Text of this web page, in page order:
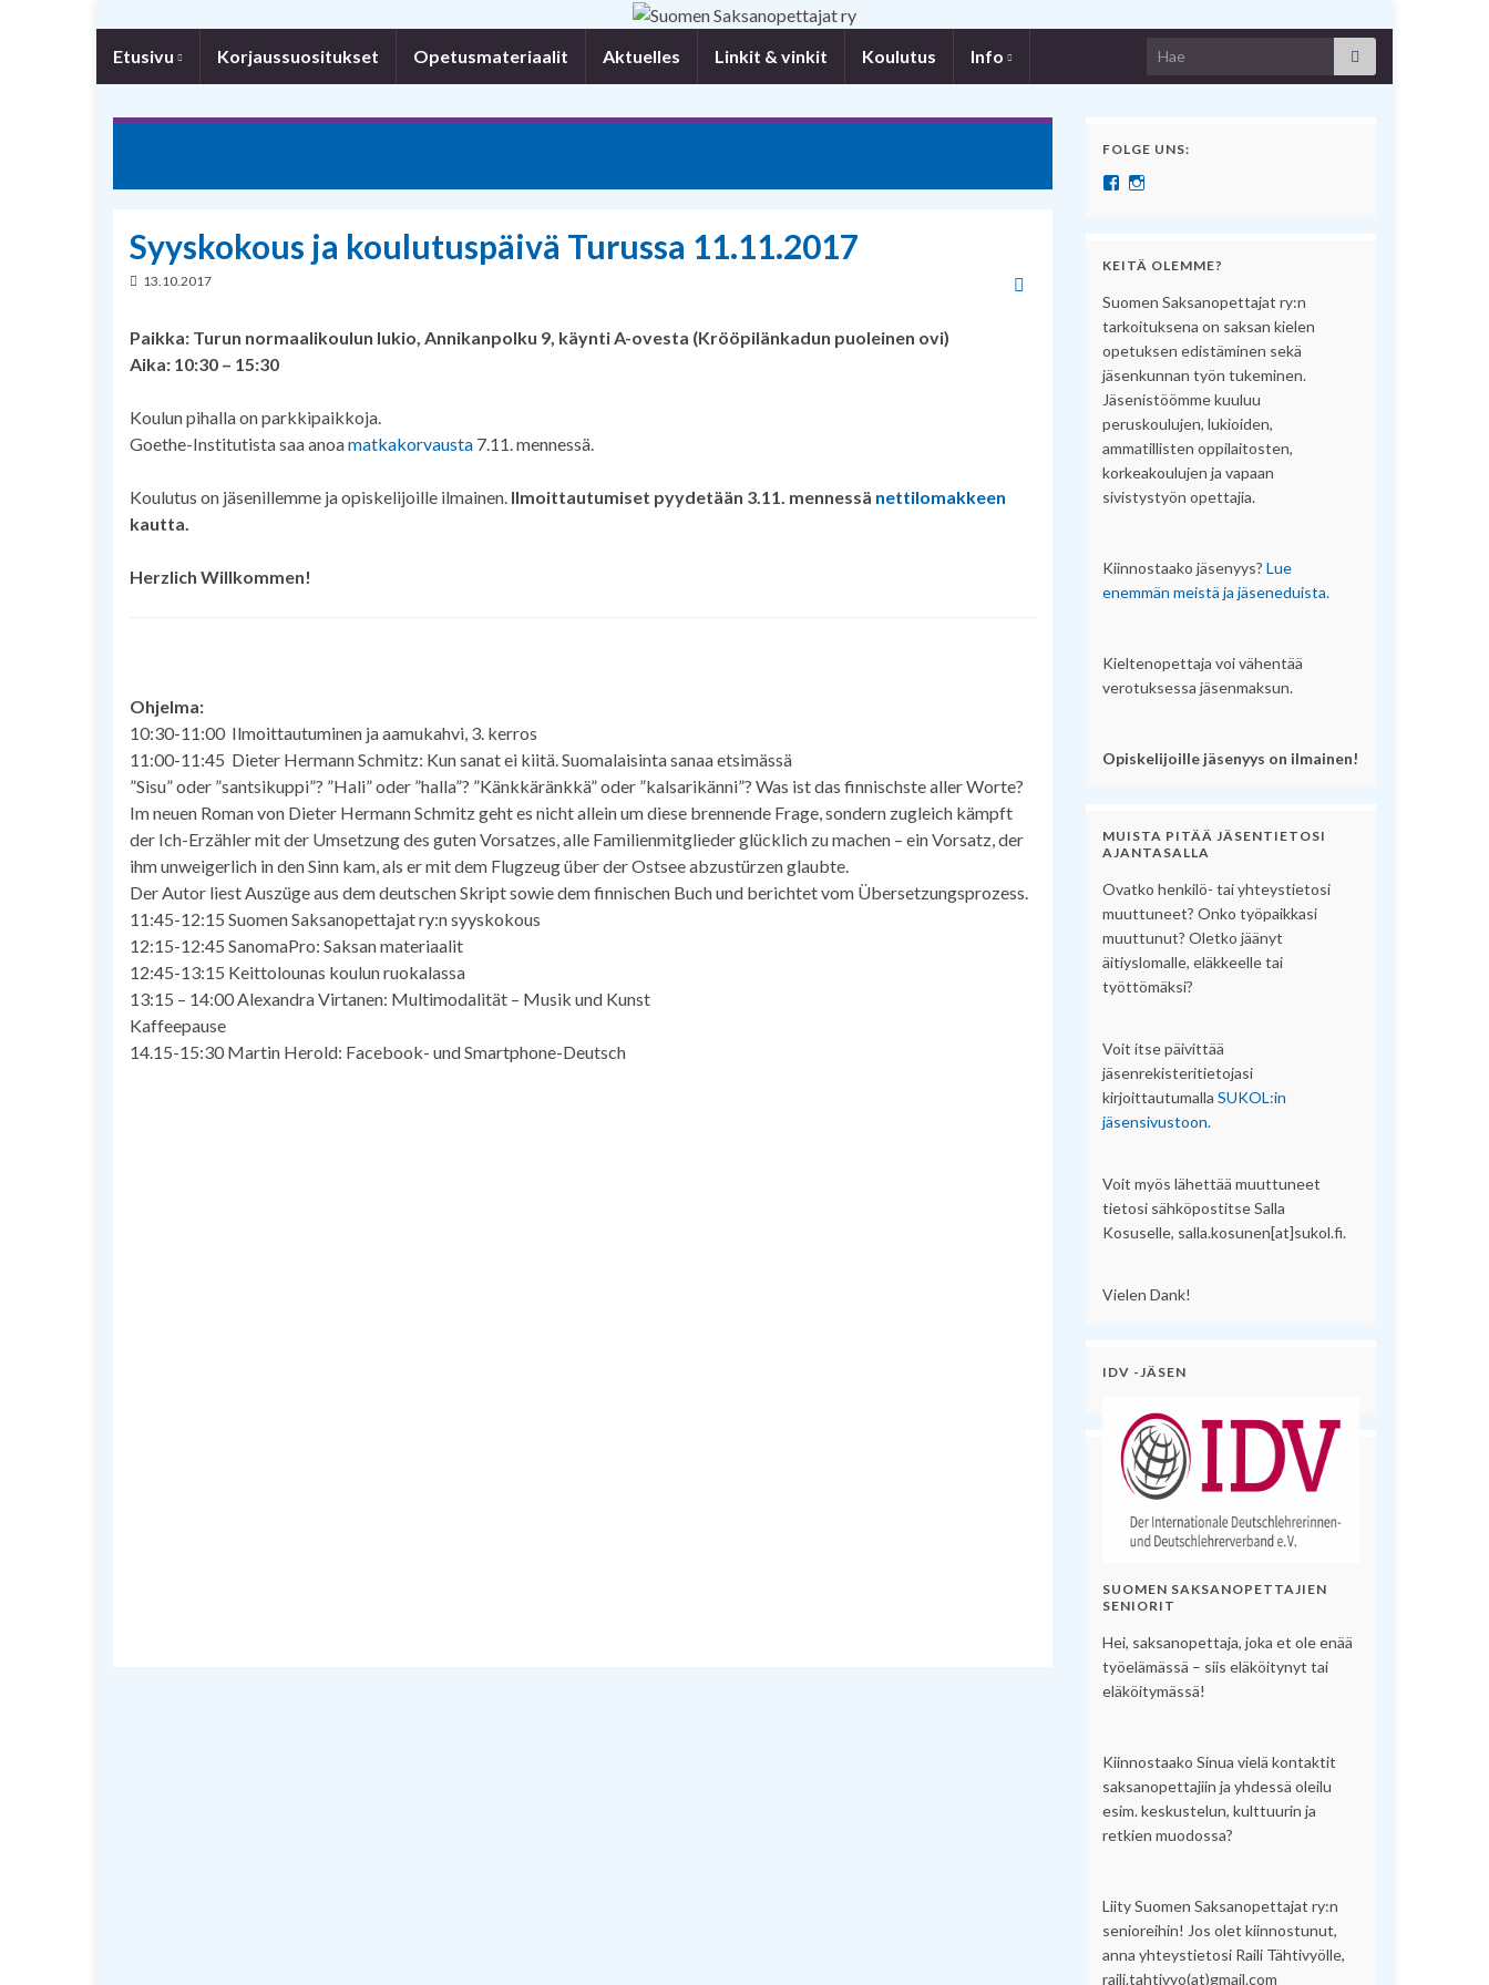
Etusivu Korjaussuositukset Opetusmateriaalit Aktuelles Linkit & vinkit Koulutus Info Search for:
Syyskokous ja koulutuspäivä Turussa 11.11.2017
13.10.2017
Paikka: Turun normaalikoulun lukio, Annikanpolku 9, käynti A-ovesta (Krööpilänkadun puoleinen ovi)
Aika: 10:30 – 15:30
Koulun pihalla on parkkipaikkoja.
Goethe-Institutista saa anoamatkakorvausta 7.11. mennessä.
Koulutus on jäsenillemme ja opiskelijoille ilmainen. Ilmoittautumiset pyydetään 3.11. mennessä nettilomakkeen
kautta.
Herzlich Willkommen!
Ohjelma:
10:30-11:00 Ilmoittautuminen ja aamukahvi, 3. kerros
11:00-11:45 Dieter Hermann Schmitz: Kun sanat ei kiitä. Suomalaisinta sanaa etsimässä
”Sisu” oder ”santsikuppi”? ”Hali” oder ”halla”? ”Känkkäränkkä” oder ”kalsarikänni”? Was ist das finnischste aller Worte?
Im neuen Roman von Dieter Hermann Schmitz geht es nicht allein um diese brennende Frage, sondern zugleich kämpft
der Ich-Erzähler mit der Umsetzung des guten Vorsatzes, alle Familienmitglieder glücklich zu machen – ein Vorsatz, der
ihm unweigerlich in den Sinn kam, als er mit dem Flugzeug über der Ostsee abzustürzen glaubte.
Der Autor liest Auszüge aus dem deutschen Skript sowie dem finnischen Buch und berichtet vom Übersetzungsprozess.
11:45-12:15 Suomen Saksanopettajat ry:n syyskokous
12:15-12:45 SanomaPro: Saksan materiaalit
12:45-13:15 Keittolounas koulun ruokalassa
13:15 – 14:00 Alexandra Virtanen: Multimodalität – Musik und Kunst
Kaffeepause
14.15-15:30 Martin Herold: Facebook- und Smartphone-Deutsch
FOLGE UNS:
Näytä SuomenSaksanopettajat:n profiili Facebook
Näytä suomensaksanopettajat:n profiili Instagram
KEITÄ OLEMME?
Suomen Saksanopettajat ry:n
tarkoituksena on saksan kielen
opetuksen edistäminen sekä
jäsenkunnan työn tukeminen.
Jäsenistöömme kuuluu
peruskoulujen, lukioiden,
ammatillisten oppilaitosten,
korkeakoulujen ja vapaan
sivistystyön opettajia.
Kiinnostaako jäsenyys? Lue
enemmän meistä ja jäseneduista.
Kieltenopettaja voi vähentää
verotuksessa jäsenmaksun.
Opiskelijoille jäsenyys on ilmainen!
MUISTA PITÄÄ JÄSENTIETOSI
AJANTASALLA
Ovatko henkilö- tai yhteystietosi
muuttuneet? Onko työpaikkasi
muuttunut? Oletko jäänyt
äitiyslomalle, eläkkeelle tai
työttömäksi?
Voit itse päivittää
jäsenrekisteritietojasi
kirjoittautumalla SUKOL:in
jäsensivustoon.
Voit myös lähettää muuttuneet
tietosi sähköpostitse Salla
Kosuselle, salla.kosunen[at]sukol.fi.
Vielen Dank!
IDV -JÄSEN
SUOMEN SAKSANOPETTAJIEN
SENIORIT
Hei, saksanopettaja, joka et ole enää
työelämässä – siis eläköitynyt tai
eläköitymässä!
Kiinnostaako Sinua vielä kontaktit
saksanopettajiin ja yhdessä oleilu
esim. keskustelun, kulttuurin ja
retkien muodossa?
Liity Suomen Saksanopettajat ry:n
senioreihin! Jos olet kiinnostunut,
anna yhteystietosi Raili Tähtivyölle,
raili.tahtivyo(at)gmail.com